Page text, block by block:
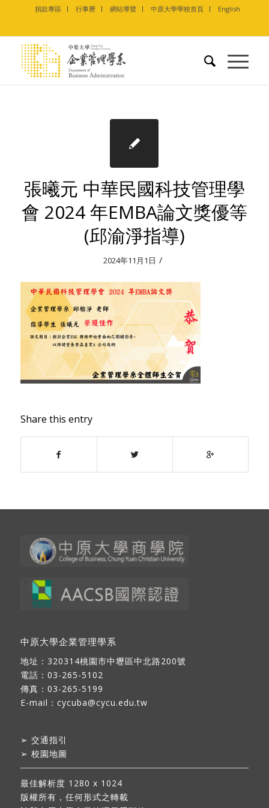
捐款專區 行事曆 網站導覽 中原大學學校首頁 English
張曦元 中華民國科技管理學
會 2024 年EMBA論文獎優等
(邱渝淨指導)
2024年11月1日 /
Share this entry
中原大學企業管理學系
地址： 320314桃園市中壢區中北路200號
電話：03-265-5102
傳真：03-265-5199
E-mail： cycuba@cycu.edu.tw
➢ 交通指引
➢ 校園地圖
最佳解析度 1280 x 1024
版權所有，任何形式之轉載